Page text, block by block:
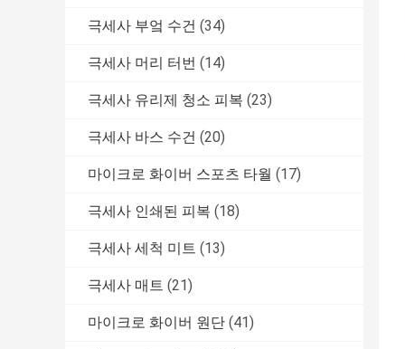
극세사 부엌 수건 (34)
극세사 머리 터번 (14)
극세사 유리제 청소 피복 (23)
극세사 바스 수건 (20)
마이크로 화이버 스포츠 타월 (17)
극세사 인쇄된 피복 (18)
극세사 세척 미트 (13)
극세사 매트 (21)
마이크로 화이버 원단 (41)